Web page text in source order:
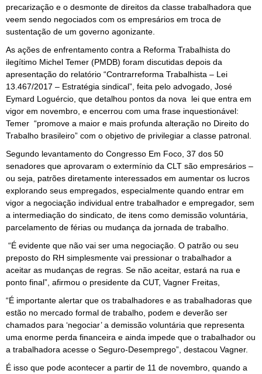
precarização e o desmonte de direitos da classe trabalhadora que
veem sendo negociados com os empresários em troca de
sustentação de um governo agonizante.
As ações de enfrentamento contra a Reforma Trabalhista do
ilegítimo Michel Temer (PMDB) foram discutidas depois da
apresentação do relatório “Contrarreforma Trabalhista – Lei
13.467/2017 – Estratégia sindical”, feita pelo advogado, José
Eymard Loguércio, que detalhou pontos da nova lei que entra em
vigor em novembro, e encerrou com uma frase inquestionável:
Temer “promove a maior e mais profunda alteração no Direito do
Trabalho brasileiro” com o objetivo de privilegiar a classe patronal.
Segundo levantamento do Congresso Em Foco, 37 dos 50
senadores que aprovaram o extermínio da CLT são empresários –
ou seja, patrões diretamente interessados em aumentar os lucros
explorando seus empregados, especialmente quando entrar em
vigor a negociação individual entre trabalhador e empregador, sem
a intermediação do sindicato, de itens como demissão voluntária,
parcelamento de férias ou mudança da jornada de trabalho.
“É evidente que não vai ser uma negociação. O patrão ou seu
preposto do RH simplesmente vai pressionar o trabalhador a
aceitar as mudanças de regras. Se não aceitar, estará na rua e
ponto final”, afirmou o presidente da CUT, Vagner Freitas,
“É importante alertar que os trabalhadores e as trabalhadoras que
estão no mercado formal de trabalho, podem e deverão ser
chamados para ‘negociar’ a demissão voluntária que representa
uma enorme perda financeira e ainda impede que o trabalhador ou
a trabalhadora acesse o Seguro-Desemprego”, destacou Vagner.
É isso que pode acontecer a partir de 11 de novembro, quando a